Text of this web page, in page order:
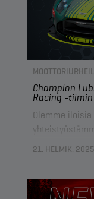
Champion
Racing -
Olemme
belgialaisen
Champion
21. HELMIK. 2025